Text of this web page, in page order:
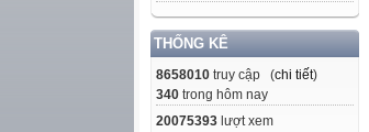
THỐNG KÊ
8658010 truy cập (chi tiết)
340 trong hôm nay
20075393 lượt xem